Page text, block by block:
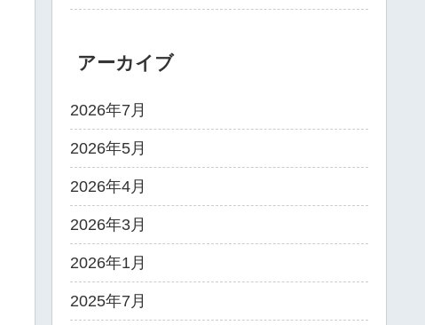
アーカイブ
2026年7月
2026年5月
2026年4月
2026年3月
2026年1月
2025年7月